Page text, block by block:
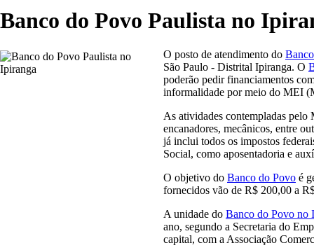
Banco do Povo Paulista no
O posto de atendimento do
São Paulo - Distrital Ipiranga. O
poderão pedir financiamentos
informalidade por meio do MEI
As atividades contempladas pelo
encanadores, mecânicos, entre
já inclui todos os impostos
Social, como aposentadoria e
O objetivo do Banco do Povo é
fornecidos vão de R$ 200,00 a
A unidade do Banco do Povo no
ano, segundo a Secretaria do
capital, com a Associação